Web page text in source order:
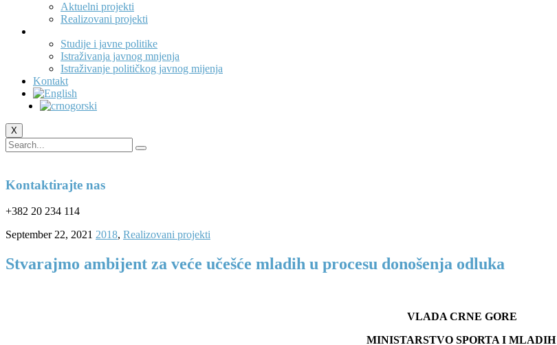
Aktuelni projekti
Realizovani projekti
Studije i javne politike
Istraživanja javnog mnjenja
Istraživanje političkog javnog mijenja
Kontakt
X
Kontaktirajte nas
+382 20 234 114
September 22, 2021 2018, Realizovani projekti
Stvarajmo ambijent za veće učešće mladih u procesu donošenja odluka
VLADA CRNE GORE
MINISTARSTVO SPORTA I MLADIH